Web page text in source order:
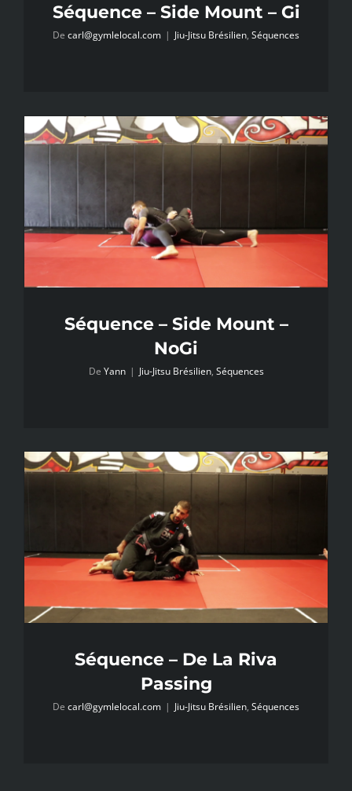
Séquence – Side Mount – Gi
De carl@gymlelocal.com | Jiu-Jitsu Brésilien, Séquences
Séquence – Side Mount –
NoGi
De Yann | Jiu-Jitsu Brésilien, Séquences
Séquence – De La Riva
Passing
De carl@gymlelocal.com | Jiu-Jitsu Brésilien, Séquences